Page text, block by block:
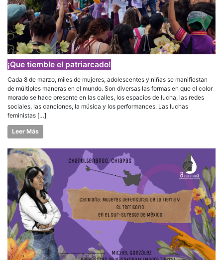
¡Que tiemble el patriarcado!
Cada 8 de marzo, miles de mujeres, adolescentes y niñas se manifiestan
de múltiples maneras en el mundo. Son diversas las formas en que el color
morado se hace presente en las calles, los espacios de lucha, las redes
sociales, las canciones, la música y los performances. Las luchas
feministas […]
Leer Más